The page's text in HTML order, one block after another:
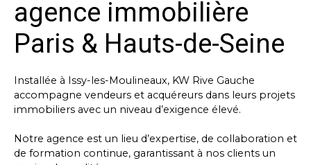
agence immobilière
Paris & Hauts-de-Seine
Installée à Issy-les-Moulineaux, KW Rive Gauche
accompagne vendeurs et acquéreurs dans leurs projets
immobiliers avec un niveau d’exigence élevé.
Notre agence est un lieu d’expertise, de collaboration et
de formation continue, garantissant à nos clients un